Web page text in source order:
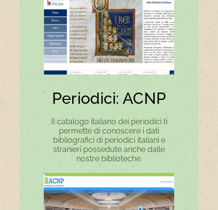
Periodici: ACNP
Il catalogo italiano dei periodici ti
permette di conoscere i dati
bibliografici di periodici italiani e
stranieri possedute anche dalle
nostre biblioteche.